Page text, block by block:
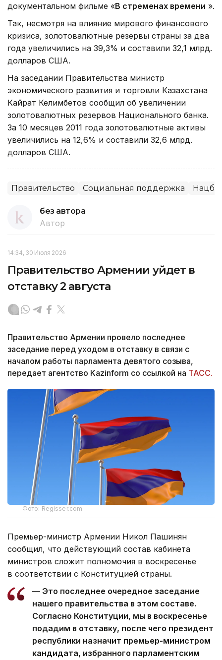
документальном фильме «В стременах времени ».
Так, несмотря на влияние мирового финансового
кризиса, золотовалютные резервы страны за два
года увеличились на 39,3% и составили 32,1 млрд.
долларов США.
На заседании Правительства министр
экономического развития и торговли Казахстана
Кайрат Келимбетов сообщил об увеличении
золотовалютных резервов Национального банка.
За 10 месяцев 2011 года золотовалютные активы
увеличились на 12,6% и составили 32,6 млрд.
долларов США.
Правительство Социальная поддержка
без автора
Автор
14:34, 30 Июля 2026
Правительство Армении уйдет в
отставку 2 августа
Правительство Армении провело последнее
заседание перед уходом в отставку в связи с
началом работы парламента девятого созыва,
передает агентство Kazinform со ссылкой на ТАСС.
Фото: Regisser.com
Премьер-министр Армении Никол Пашинян
сообщил, что действующий состав кабинета
министров сложит полномочия в воскресенье
в соответствии с Конституцией страны.
— Это последнее очередное заседание
нашего правительства в этом составе.
Согласно Конституции, мы в воскресенье
подадим в отставку, после чего президент
республики назначит премьер-министром
кандидата, избранного парламентским